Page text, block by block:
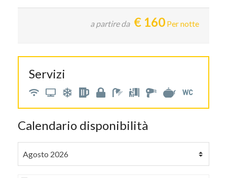
a partire da € 160 Per notte
Servizi
Calendario disponibilità